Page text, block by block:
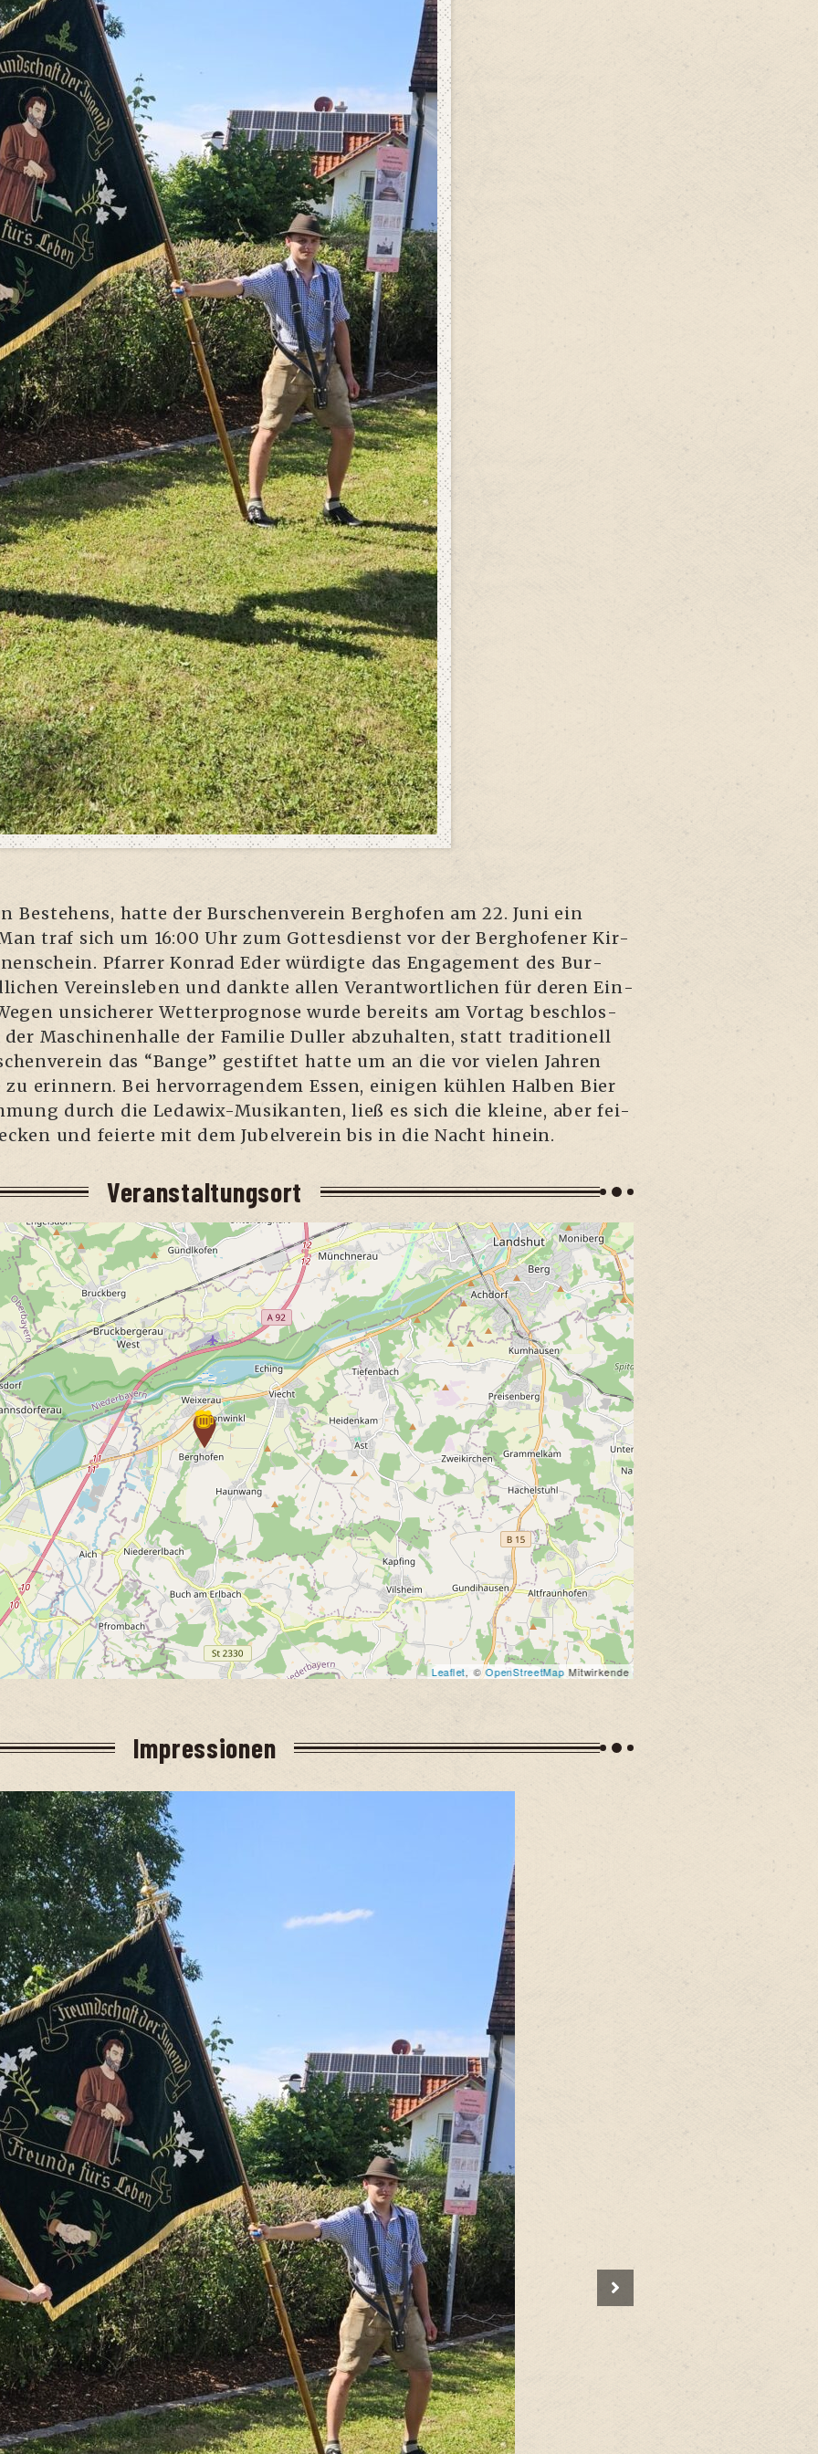
Bestehens, hat­te der Bur­schen­ver­ein Berg­ho­fen am 22. Juni ein
traf sich um 16:00 Uhr zum Got­tes­dienst vor der Berg­ho­fe­ner Kir­
Pfar­rer Kon­rad Eder wür­dig­te das Enga­ge­ment des Bur­
Ver­eins­le­ben und dank­te allen Ver­ant­wort­li­chen für deren Ein­
unsi­che­rer Wet­ter­pro­gno­se wur­de bereits am Vor­tag beschlos­
Maschi­nen­hal­le der Fami­lie Dul­ler abzu­hal­ten, statt tra­di­tio­nell
das “Ban­ge” gestif­tet hat­te um an die vor vie­len Jah­ren
zu erin­nern. Bei her­vor­ra­gen­dem Essen, eini­gen küh­len Hal­ben Bier
durch die Leda­wix-Musi­kan­ten, ließ es sich die klei­ne, aber fei­
und fei­er­te mit dem Jubel­ver­ein bis in die Nacht hinein.
Ver­an­stal­tungs­ort
Leaflet, ©OpenStreetMap Mitwirkende
Impres­sio­nen